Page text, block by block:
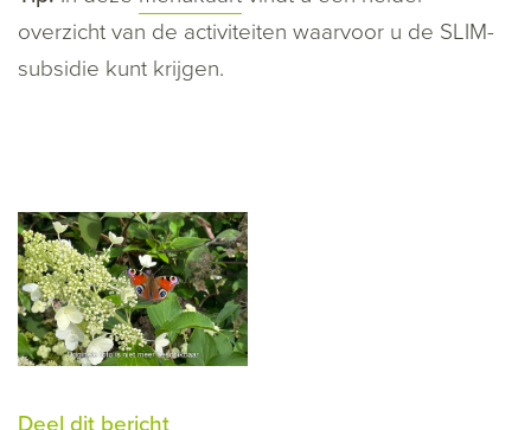
overzicht van de activiteiten waarvoor u de SLIM-
subsidie kunt krijgen.
Deel dit bericht